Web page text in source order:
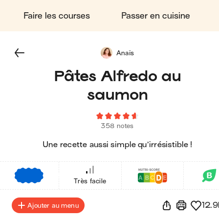
Faire les courses Passer en cuisine
Pâtes Alfredo au
saumon
358 notes
Une recette aussi simple qu’irrésistible !
Anaïs
Très facile
Ajouter au menu